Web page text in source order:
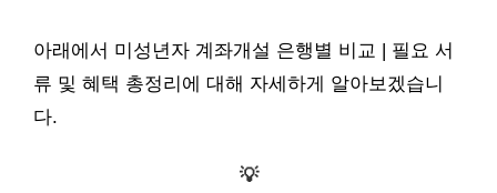
아래에서 미성년자 계좌개설 은행별 비교 | 필요 서
류 및 혜택 총정리에 대해 자세하게 알아보겠습니
다.
💡